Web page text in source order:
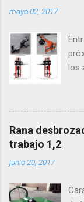
mayo 02, 2017
los
Rana
trabajo 1,2
junio 20, 2017